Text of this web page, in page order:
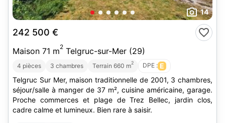
14
242 500 €
Maison 71 m2 Telgruc-sur-Mer (29)
4 pièces 3 chambres Terrain 660 m2 DPE : E
Telgruc Sur Mer, maison traditionnelle de 2001, 3 chambres,
séjour/salle à manger de 37 m², cuisine américaine, garage.
Proche commerces et plage de Trez Bellec, jardin clos,
cadre calme et lumineux. Bien rare à saisir.